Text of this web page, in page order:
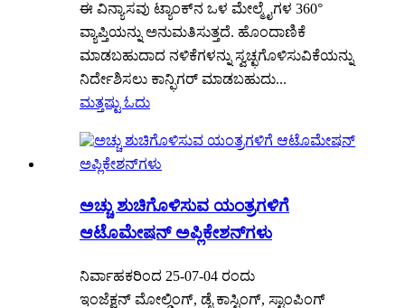
ಈ ವಿನ್ಯಾಸವು ಟ್ಯಾಂಕ್‌ನ ಒಳ ಮೇಲ್ಮೈಗಳ 360°
ವ್ಯಾಪ್ತಿಯನ್ನು ಅನುಮತಿಸುತ್ತದೆ. ಹೊಂದಾಣಿಕೆ
ಮಾಡಬಹುದಾದ ನಳಿಕೆಗಳನ್ನು ಸ್ವಚ್ಛಗೊಳಿಸುವಿಕೆಯನ್ನು
ನಿರ್ದೇಶಿಸಲು ಕಾನ್ಫಿಗರ್ ಮಾಡಬಹುದು...
ಮತ್ತಷ್ಟು ಓದು
ಅಚ್ಚು ಶುಚಿಗೊಳಿಸುವ ಯಂತ್ರಗಳಿಗೆ
ಆಟೊಮೇಷನ್ ಅಪ್ಲಿಕೇಶನ್‌ಗಳು
ನಿರ್ವಾಹಕರಿಂದ 25-07-04 ರಂದು
ಇಂಜೆಕ್ಷನ್ ಮೋಲ್ಡಿಂಗ್, ಡೈ ಕಾಸ್ಟಿಂಗ್, ಸ್ಟಾಂಪಿಂಗ್